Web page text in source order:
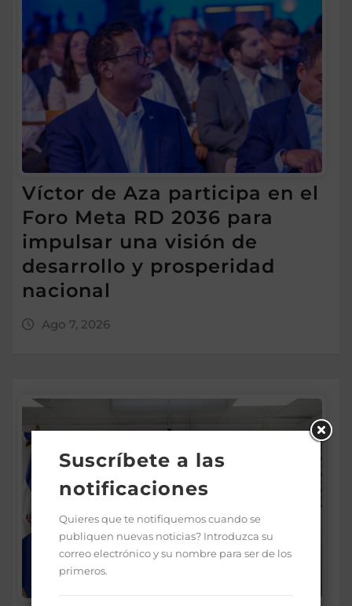
Víctor de Aza participa en el
Foro Meta RD 2036 para
impulsar una visión de
desarrollo y prosperidad
nacional
Ago 7, 2026
Suscríbete a las
notificaciones
Quieres que te notifiquemos cuando se
publiquen nuevas noticias? Introduzca su
correo electrónico y su nombre para ser de los
primeros.